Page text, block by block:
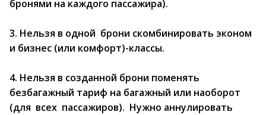
бронями на каждого пассажира).
3. Нельзя в одной брони скомбинировать эконом
и бизнес (или комфорт)-классы.
4. Нельзя в созданной брони поменять
безбагажный тариф на багажный или наоборот
(для всех пассажиров). Нужно аннулировать